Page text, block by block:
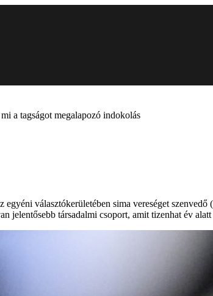
a tagságot megalapozó indokolás
választókerületében sima vereséget
jelentősebb társadalmi csoport, amit tizenhat év